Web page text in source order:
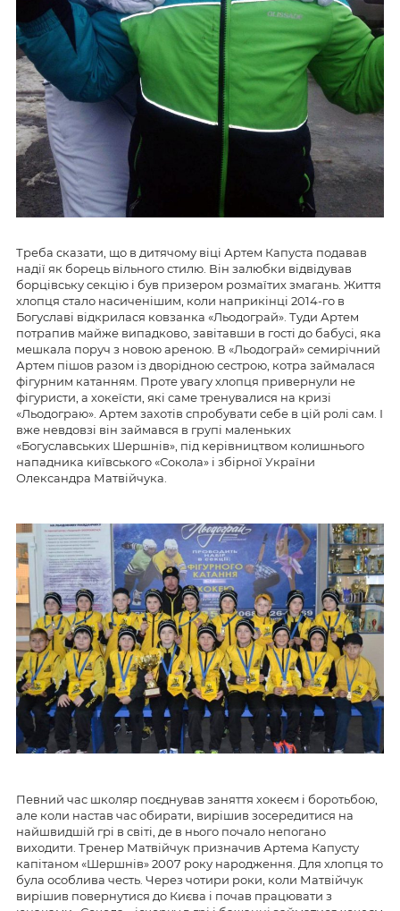
Треба сказати, що в дитячому віці Артем Капуста подавав
надії як борець вільного стилю. Він залюбки відвідував
борцівську секцію і був призером розмаїтих змагань. Життя
хлопця стало насиченішим, коли наприкінці 2014-го в
Богуславі відкрилася ковзанка «Льодограй». Туди Артем
потрапив майже випадково, завітавши в гості до бабусі, яка
мешкала поруч з новою ареною. В «Льодограй» семирічний
Артем пішов разом із дворідною сестрою, котра займалася
фігурним катанням. Проте увагу хлопця привернули не
фігуристи, а хокеїсти, які саме тренувалися на кризі
«Льодограю». Артем захотів спробувати себе в цій ролі сам. І
вже невдовзі він займався в групі маленьких
«Богуславських Шершнів», під керівництвом колишнього
нападника київського «Сокола» і збірної України
Олександра Матвійчука.
Певний час школяр поєднував заняття хокеєм і боротьбою,
але коли настав час обирати, вирішив зосередитися на
найшвидшій грі в світі, де в нього почало непогано
виходити. Тренер Матвійчук призначив Артема Капусту
капітаном «Шершнів» 2007 року народження. Для хлопця то
була особлива честь. Через чотири роки, коли Матвійчук
вирішив повернутися до Києва і почав працювати з